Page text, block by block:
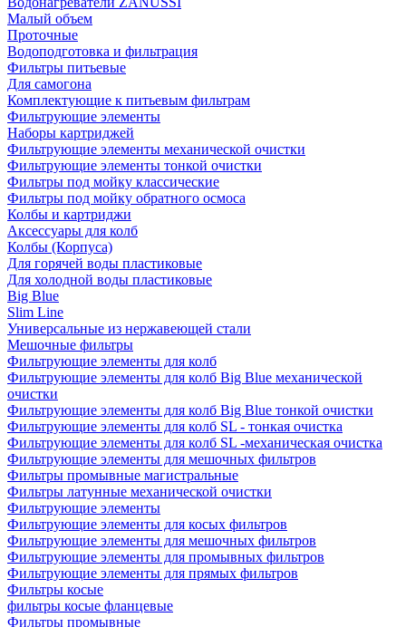
Малый объем
Проточные
Водоподготовка и фильтрация
Фильтры питьевые
Для самогона
Комплектующие к питьевым фильтрам
Фильтрующие элементы
Наборы картриджей
Фильтрующие элементы механической очистки
Фильтрующие элементы тонкой очистки
Фильтры под мойку классические
Фильтры под мойку обратного осмоса
Колбы и картриджи
Аксессуары для колб
Колбы (Корпуса)
Для горячей воды пластиковые
Для холодной воды пластиковые
Big Blue
Slim Line
Универсальные из нержавеющей стали
Мешочные фильтры
Фильтрующие элементы для колб
Фильтрующие элементы для колб Big Blue механической
очистки
Фильтрующие элементы для колб Big Blue тонкой очистки
Фильтрующие элементы для колб SL - тонкая очистка
Фильтрующие элементы для колб SL -механическая очистка
Фильтрующие элементы для мешочных фильтров
Фильтры промывные магистральные
Фильтры латунные механической очистки
Фильтрующие элементы
Фильтрующие элементы для косых фильтров
Фильтрующие элементы для мешочных фильтров
Фильтрующие элементы для промывных фильтров
Фильтрующие элементы для прямых фильтров
Фильтры косые
фильтры косые фланцевые
Фильтры промывные